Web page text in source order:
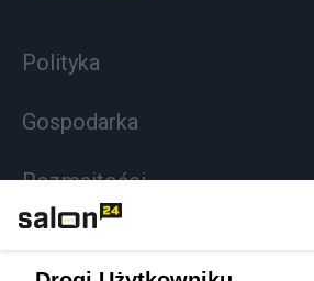
Polityka
Gospodarka
Rozmaitości